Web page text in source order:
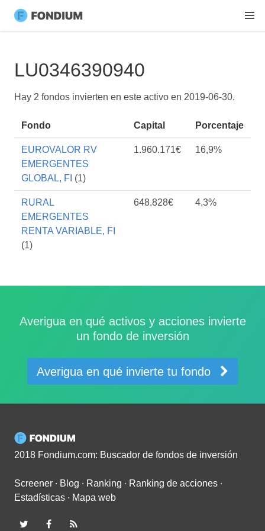
LU0346390940
Hay 2 fondos invierten en este activo en 2019-06-30.
Fondo Capital Porcentaje
EUROVALOR RV
EMERGENTES
GLOBAL, FI (1)
1.960.171€ 16,9%
RURAL
EMERGENTES
RENTA VARIABLE, FI
(1)
648.828€ 4,3%
Averigua en qué activos y acciones invierte
un fondo de inversión
Averigua en qué invierte tu fondo
2018 Fondium.com: Buscador de fondos de inversión
Screener ∙ Blog ∙ Ranking ∙ Ranking de acciones ∙
Estadísticas ∙ Mapa web